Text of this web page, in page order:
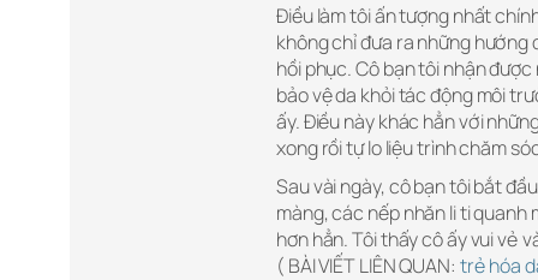
Điều làm tôi ấn tượng nhất
không chỉ đưa ra những
hồi phục. Cô bạn tôi nhận
bảo vệ da khỏi tác động môi
ấy. Điều này khác hẳn với
xong rồi tự lo liệu trình chăm
Sau vài ngày, cô bạn tôi bắt
màng, các nếp nhăn li ti quanh
hơn hẳn. Tôi thấy cô ấy vui vẻ
( BÀI VIẾT LIÊN QUAN: trẻ hóa